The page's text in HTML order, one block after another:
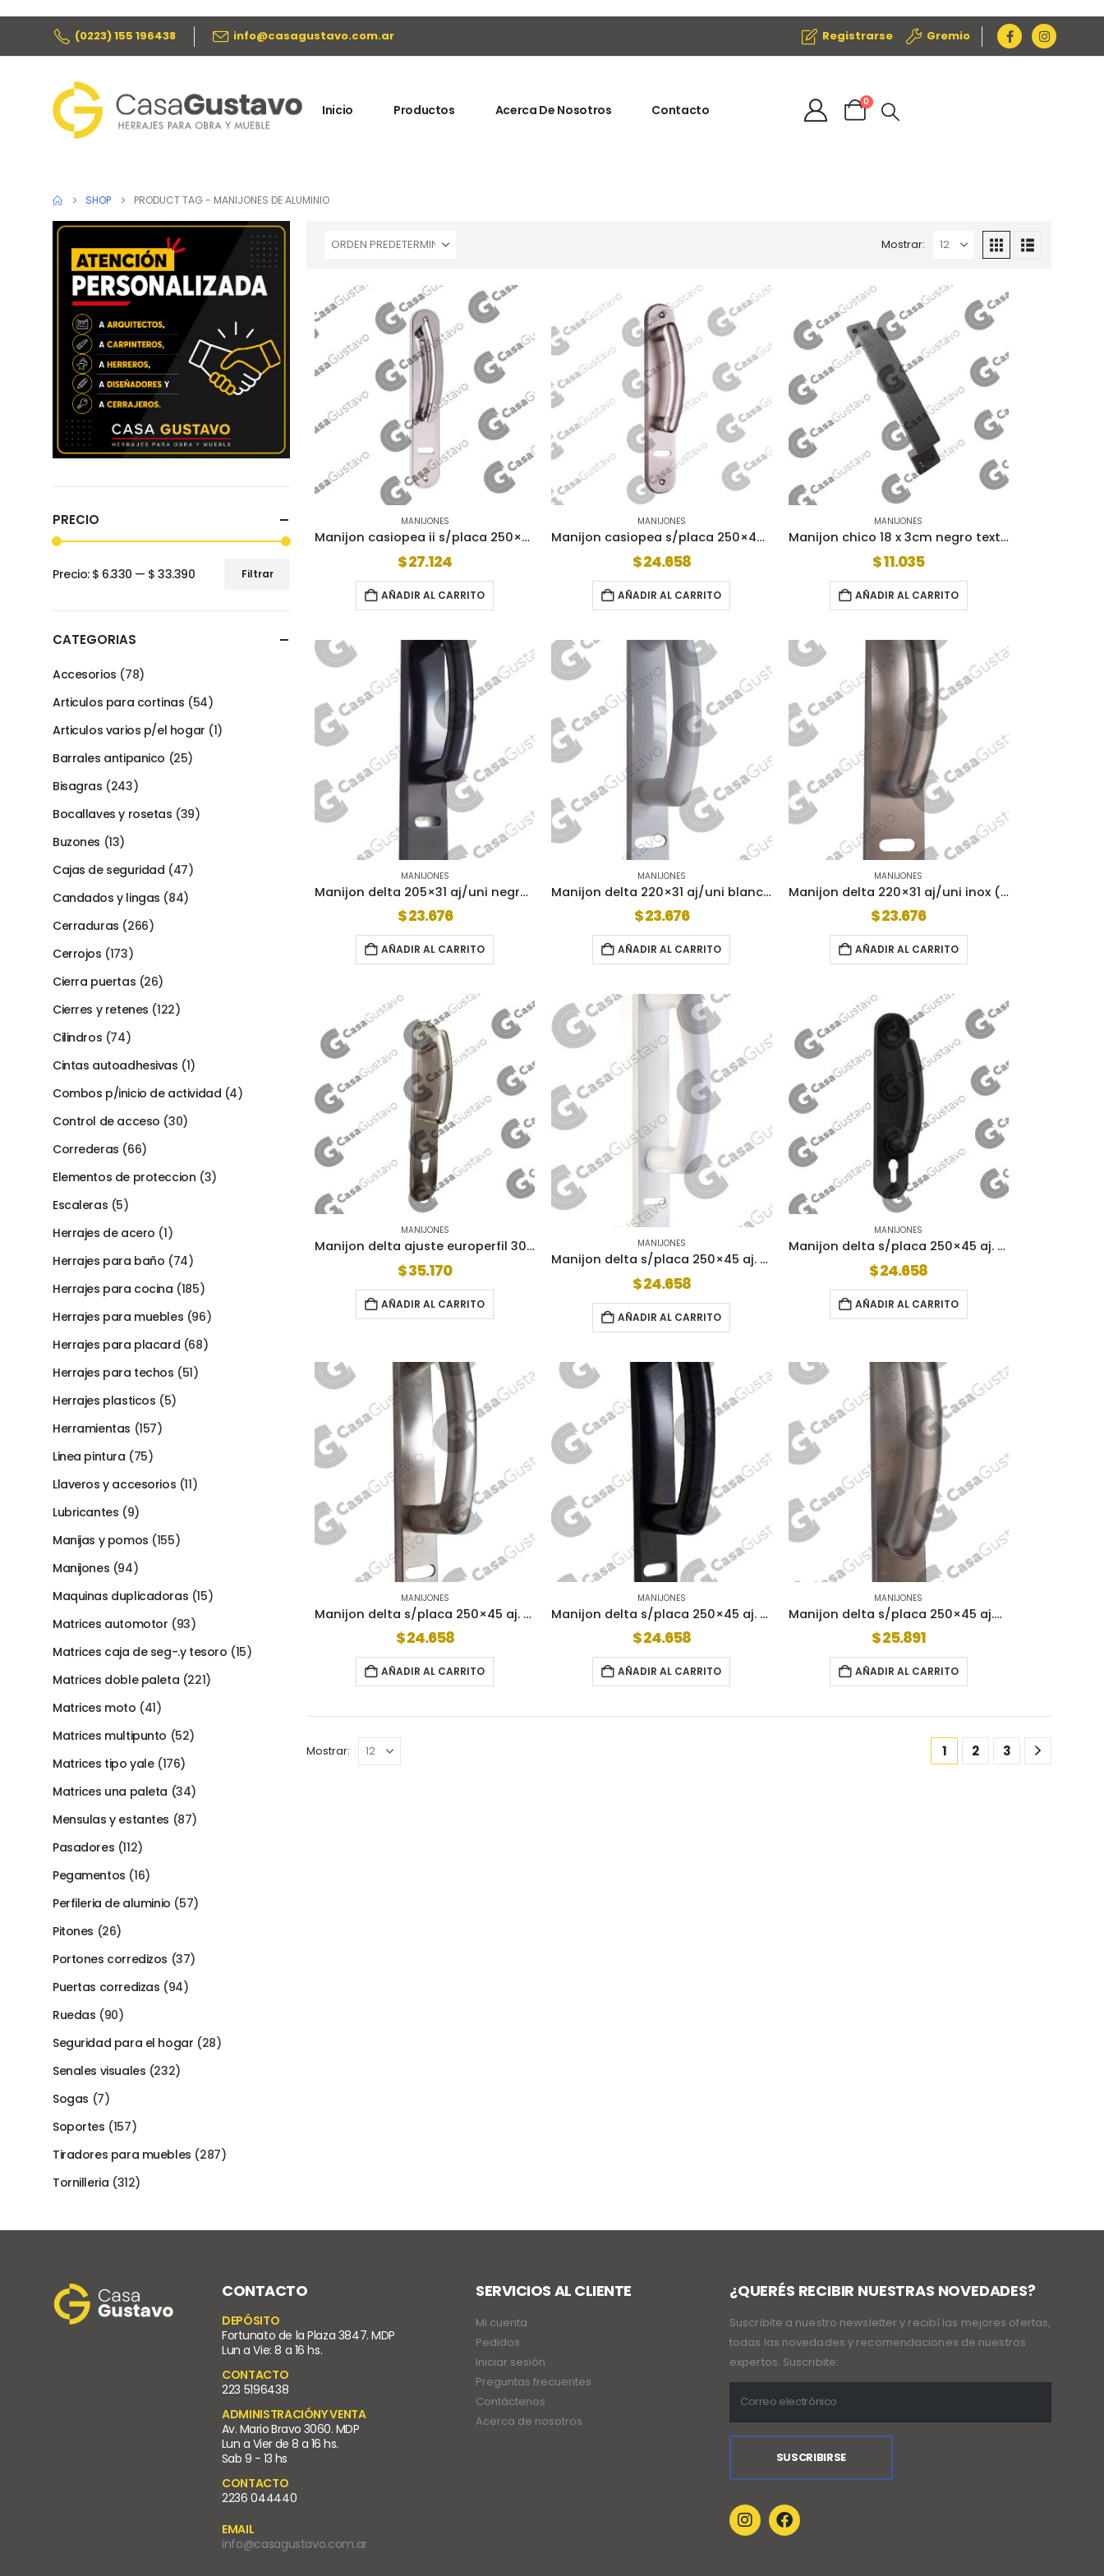
(0223) 155 196438 info@casagustavo.com.ar Registrarse Gremio
Inicio Productos Acerca De Nosotros Contacto
0
SHOP PRODUCT TAG - MANIJONES DE ALUMINIO
Mostrar:
MANIJONES
Manijon casiopea ii s/placa 250×45 aj univ i/n
$27.124
AÑADIR AL CARRITO
MANIJONES
Manijon casiopea s/placa 250×45 aj uni al4601i
$24.658
AÑADIR AL CARRITO
MANIJONES
Manijon chico 18 x 3cm negro texturado (860)
$11.035
AÑADIR AL CARRITO
MANIJONES
Manijon delta 205×31 aj/uni negro (al4850g)
$23.676
AÑADIR AL CARRITO
MANIJONES
Manijon delta 220×31 aj/uni blanco (al4850b)
$23.676
AÑADIR AL CARRITO
MANIJONES
Manijon delta 220×31 aj/uni inox (al4850i)
$23.676
AÑADIR AL CARRITO
MANIJONES
Manijon delta ajuste europerfil 300 x 45mm (al48011i)
$35.170
AÑADIR AL CARRITO
MANIJONES
Manijon delta s/placa 250×45 aj. univ blanco (al4800)
$24.658
AÑADIR AL CARRITO
MANIJONES
Manijon delta s/placa 250×45 aj. euro negro al4801g
$24.658
AÑADIR AL CARRITO
MANIJONES
Manijon delta s/placa 250×45 aj. univ inox (al4800i)
$24.658
AÑADIR AL CARRITO
MANIJONES
Manijon delta s/placa 250×45 aj. univ negro (al4800)
$24.658
AÑADIR AL CARRITO
MANIJONES
Manijon delta s/placa 250×45 aj.euro blanco (al4800)
$25.891
AÑADIR AL CARRITO
Mostrar: 1 2 3
PRECIO
mínimo
máximo
Filtrar
Precio: $ 6.330 — $ 33.390
CATEGORIAS
Accesorios (78)
Articulos para cortinas (54)
Articulos varios p/el hogar (1)
Barrales antipanico (25)
Bisagras (243)
Bocallaves y rosetas (39)
Buzones (13)
Cajas de seguridad (47)
Candados y lingas (84)
Cerraduras (266)
Cerrojos (173)
Cierra puertas (26)
Cierres y retenes (122)
Cilindros (74)
Cintas autoadhesivas (1)
Combos p/inicio de actividad (4)
Control de acceso (30)
Correderas (66)
Elementos de proteccion (3)
Escaleras (5)
Herrajes de acero (1)
Herrajes para baño (74)
Herrajes para cocina (185)
Herrajes para muebles (96)
Herrajes para placard (68)
Herrajes para techos (51)
Herrajes plasticos (5)
Herramientas (157)
Linea pintura (75)
Llaveros y accesorios (11)
Lubricantes (9)
Manijas y pomos (155)
Manijones (94)
Maquinas duplicadoras (15)
Matrices automotor (93)
Matrices caja de seg-.y tesoro (15)
Matrices doble paleta (221)
Matrices moto (41)
Matrices multipunto (52)
Matrices tipo yale (176)
Matrices una paleta (34)
Mensulas y estantes (87)
Pasadores (112)
Pegamentos (16)
Perfileria de aluminio (57)
Pitones (26)
Portones corredizos (37)
Puertas corredizas (94)
Ruedas (90)
Seguridad para el hogar (28)
Senales visuales (232)
Sogas (7)
Soportes (157)
Tiradores para muebles (287)
Tornilleria (312)
CONTACTO
DEPÓSITO
Fortunato de la Plaza 3847. MDP
Lun a Vie: 8 a 16 hs.
CONTACTO
223 5196438
ADMINISTRACIÓNY VENTA
Av. Mario Bravo 3060. MDP
Lun a Vier de 8 a 16 hs.
Sab 9 - 13 hs
CONTACTO
2236 044440
EMAIL
info@casagustavo.com.ar
SERVICIOS AL CLIENTE
Mi cuenta
Pedidos
Iniciar sesión
Preguntas frecuentes
Contáctenos
Acerca de nosotros
¿QUERÉS RECIBIR NUESTRAS NOVEDADES?
Suscribite a nuestro newsletter y recibí las mejores ofertas,
todas las novedades y recomendaciones de nuestros
expertos. Suscribite: